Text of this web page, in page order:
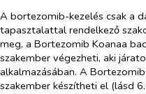
A bortezomib-kezelés csak a
tapasztalattal rendelkező
meg, a Bortezomib Koanaa
szakember végezheti, aki
alkalmazásában. A
szakember készítheti el (lásd